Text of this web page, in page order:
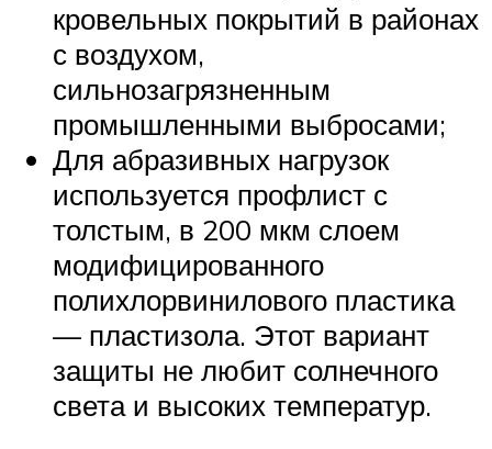
кровельных покрытий в районах
с воздухом,
сильнозагрязненным
промышленными выбросами;
Для абразивных нагрузок
используется профлист с
толстым, в 200 мкм слоем
модифицированного
полихлорвинилового пластика
— пластизола. Этот вариант
защиты не любит солнечного
света и высоких температур.